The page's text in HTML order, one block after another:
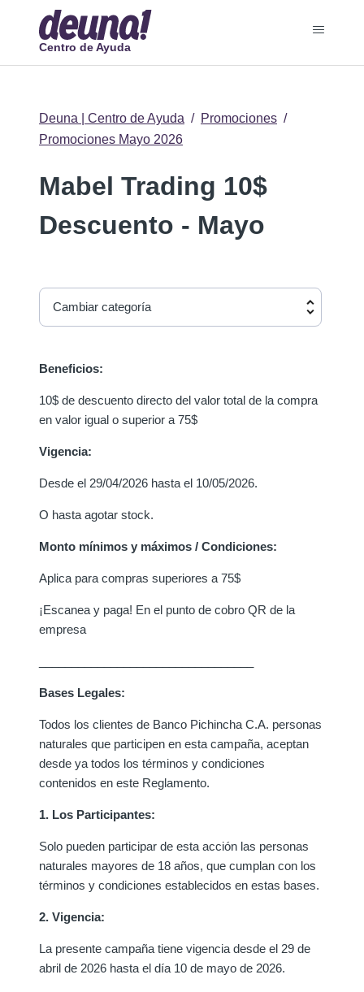
Centro de Ayuda
Deuna | Centro de Ayuda
Promociones
Promociones Mayo 2026
Mabel Trading 10$
Descuento - Mayo
Cambiar categoría
Beneficios:
10$ de descuento directo del valor total de la compra
en valor igual o superior a 75$
Vigencia:
Desde el 29/04/2026 hasta el 10/05/2026.
O hasta agotar stock.
Monto mínimos y máximos / Condiciones:
Aplica para compras superiores a 75$
¡Escanea y paga! En el punto de cobro QR de la
empresa
Bases Legales:
Todos los clientes de Banco Pichincha C.A. personas
naturales que participen en esta campaña, aceptan
desde ya todos los términos y condiciones
contenidos en este Reglamento.
1. Los Participantes:
Solo pueden participar de esta acción las personas
naturales mayores de 18 años, que cumplan con los
términos y condiciones establecidos en estas bases.
2. Vigencia:
La presente campaña tiene vigencia desde el 29 de
abril de 2026 hasta el día 10 de mayo de 2026.